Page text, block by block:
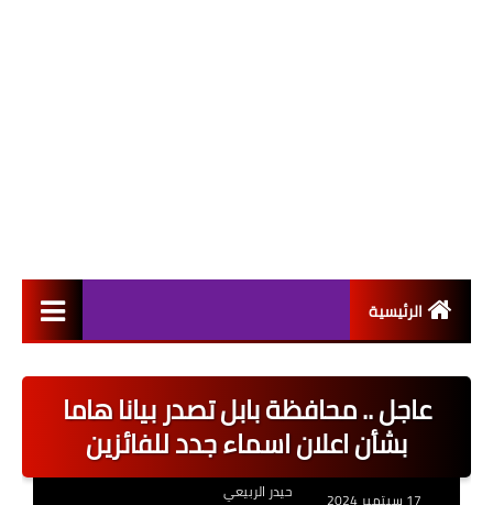
الرئيسية
اخبار القطاع العام
اخبار القطاع الخاص
عاجل .. محافظة بابل تصدر بيانا هاما
بشأن اعلان اسماء جدد للفائزين
حيدر الربيعي